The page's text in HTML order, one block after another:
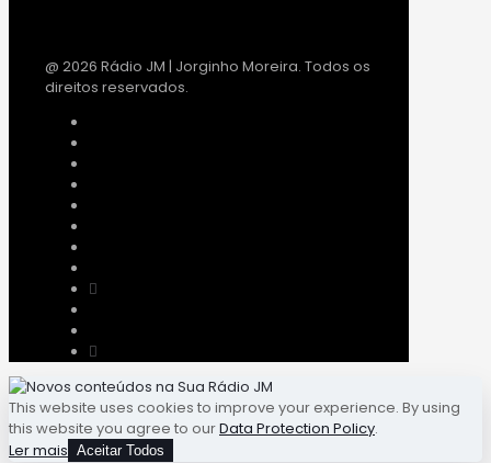
@ 2026 Rádio JM | Jorginho Moreira. Todos os
direitos reservados.
This website uses cookies to improve your experience. By using
this website you agree to ourData Protection Policy.
Ler mais Aceitar Todos